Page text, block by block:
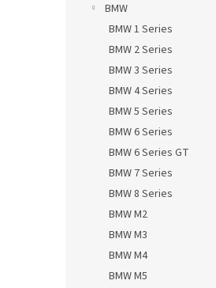
BMW
BMW 1 Series
BMW 2 Series
BMW 3 Series
BMW 4 Series
BMW 5 Series
BMW 6 Series
BMW 6 Series GT
BMW 7 Series
BMW 8 Series
BMW M2
BMW M3
BMW M4
BMW M5